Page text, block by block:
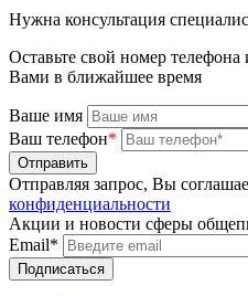
Нужна консультация
Оставьте свой номер
Вами в ближайшее время
Ваше имя
Ваш телефон*
Отправляя запрос, Вы
конфиденциальности
Акции и новости сферы
Email*